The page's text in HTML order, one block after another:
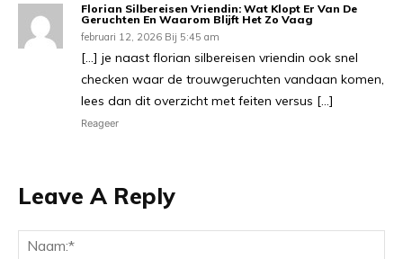
Florian Silbereisen Vriendin: Wat Klopt Er Van De
Geruchten En Waarom Blijft Het Zo Vaag
februari 12, 2026 Bij 5:45 am
[…] je naast florian silbereisen vriendin ook snel
checken waar de trouwgeruchten vandaan komen,
lees dan dit overzicht met feiten versus […]
Reageer
Leave A Reply